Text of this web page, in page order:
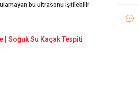
bu ultrasonu işitilebilir
| Soğuk Su Kaçak Tespiti